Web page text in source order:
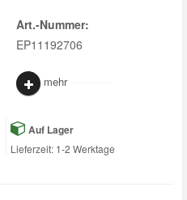
Art.-Nummer:
EP11192706
mehr
Auf Lager
Lieferzeit: 1-2 Werktage